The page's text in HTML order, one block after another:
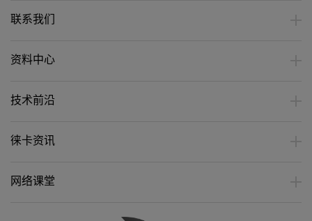
联系我们
资料中心
技术前沿
徕卡资讯
网络课堂